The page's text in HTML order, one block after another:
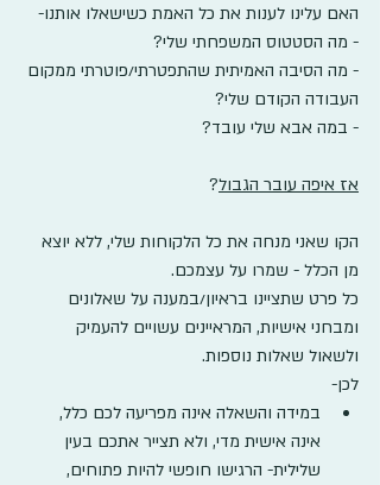
האם עלינו לענות את כל האמת כשישאלו אותנו-
- מה הסטטוס המשפחתי שלי?
- מה הסיבה האמיתית שהתפטרתי/פוטרתי ממקום
העבודה הקודם שלי?
- במה אבא שלי עובד?
אז איפה עובר הגבול?
הקו שאני מנחה את כל הלקוחות שלי, ללא יוצא
מן הכלל - שמרו על עצמכם.
כל פרט שתציינו בראיון/במענה על שאלונים
ומבחני אישיות, המראיינים עשויים להעמיק
ולשאול שאלות נוספות.
לכן-
במידה והשאלה אינה מפריעה לכם כלל,
אינה אישית מדי, ולא תצייר אתכם בעין
שלילית- הרגישו חופשי להיות פתוחים,